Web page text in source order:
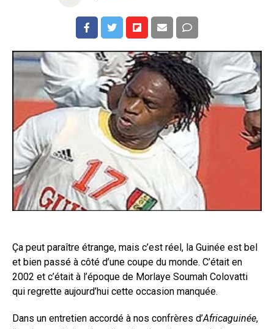
Ça peut paraître étrange, mais c’est réel, la Guinée est bel
et bien passé à côté d’une coupe du monde. C’était en
2002 et c’était à l’époque de Morlaye Soumah Colovatti
qui regrette aujourd’hui cette occasion manquée.
Dans un entretien accordé à nos confrères d’Africaguinée,